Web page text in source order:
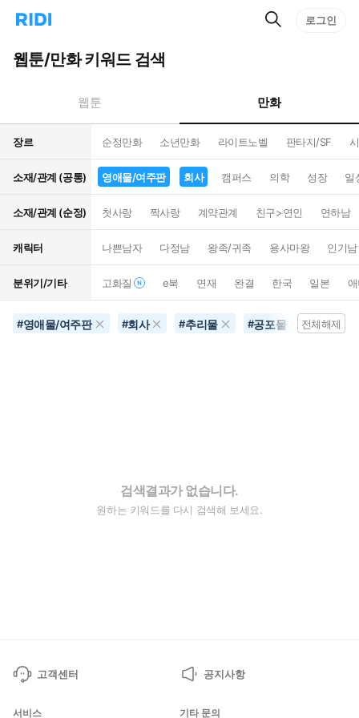
리
홈
으
턴
트
검
로그인
웹툰/만화 키워드 검색
웹툰 만화
장르 순정만화 소년만화 라이트노벨 판타지/SF
소재/관계 (공통) 영애물/여주판 회사 캠퍼스 의학 성장 일
소재/관계 (순정) 첫사랑 짝사랑 계약관계 친구>연인 연하남
캐릭터 나쁜남자 다정남 왕족/귀족 용사마왕 인기남
분위기/기타 고화질 e북 연재 완결 한국 일본
#영애물/여주판 #회사 #추리물 #공포물 #음악
전체해제
검색결과가 없습니다.
원하는 키워드를 다시 검색해 보세요.
고객센터 공지사항
서비스 기타 문의